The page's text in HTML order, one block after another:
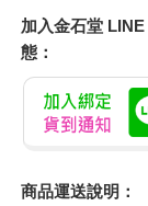
加入金石堂
態：
商品運送說明：